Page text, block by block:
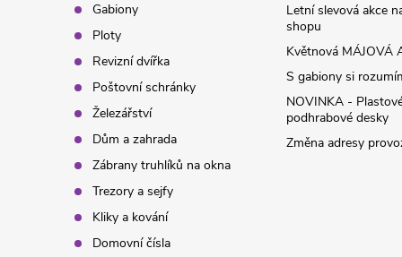
Gabiony
Ploty
Revizní dvířka
Poštovní schránky
Železářství
Dům a zahrada
Zábrany truhlíků na okna
Trezory a sejfy
Kliky a kování
Domovní čísla
Letní slevová akce
shopu
Květnová MÁJOVÁ
S gabiony si
NOVINKA -
podhrabové desky
Změna adresy